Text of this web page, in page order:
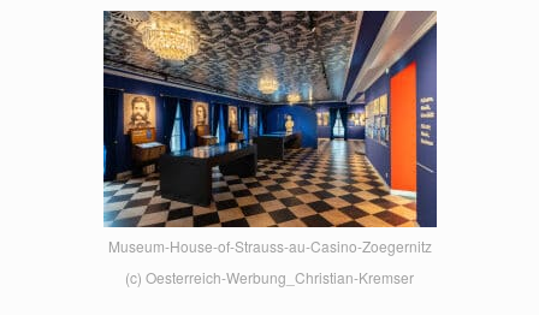
Museum-House-of-Strauss-au-Casino-Zoegernitz
(c) Oesterreich-Werbung_Christian-Kremser